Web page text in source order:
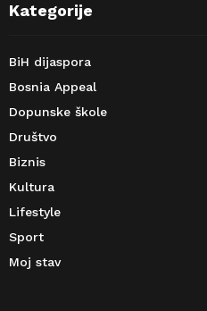
Kategorije
BiH dijaspora
Bosnia Appeal
Dopunske škole
Društvo
Biznis
Kultura
Lifestyle
Sport
Moj stav